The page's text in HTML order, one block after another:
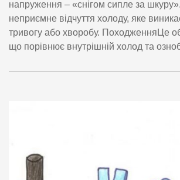
напруження – «снігом сипле за
неприємне відчуття холоду, яке
тривогу або хворобу. ПоходженняЦе
що порівнює внутрішній холод та